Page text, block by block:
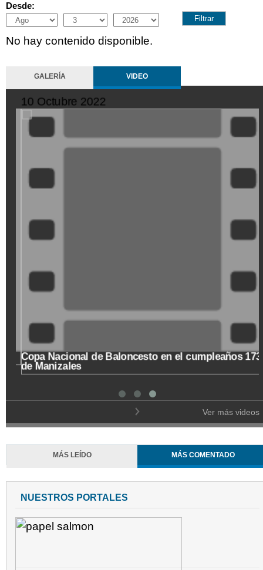
Desde:
Month
Day Year
No hay contenido disponible.
GALERÍA VIDEO
10 Octubre 2022
XDGVyvJOFpI
Copa Nacional de Baloncesto en el cumpleaños 173
de Manizales
Ver más videos
MÁS LEÍDO MÁS COMENTADO
NUESTROS PORTALES